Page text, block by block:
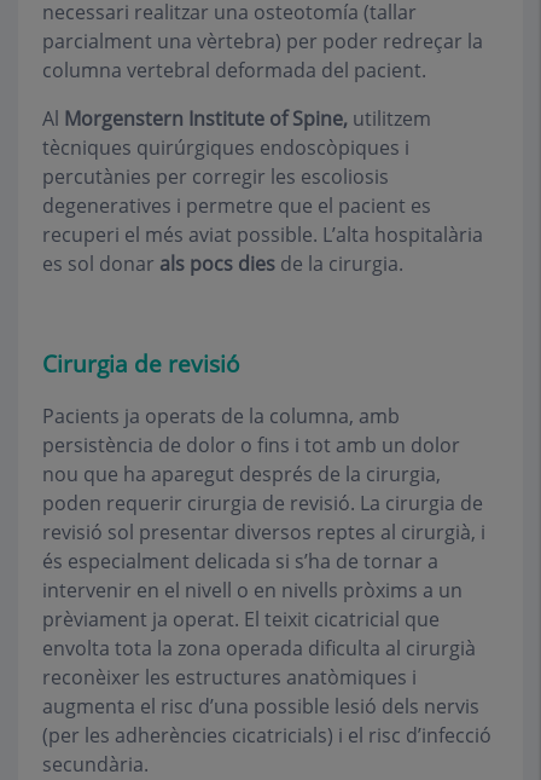
necessari realitzar una osteotomía (tallar
parcialment una vèrtebra) per poder redreçar la
columna vertebral deformada del pacient.
Al Morgenstern Institute of Spine, utilitzem
tècniques quirúrgiques endoscòpiques i
percutànies per corregir les escoliosis
degeneratives i permetre que el pacient es
recuperi el més aviat possible. L’alta hospitalària
es sol donar als pocs dies de la cirurgia.
Cirurgia de revisió
Pacients ja operats de la columna, amb
persistència de dolor o fins i tot amb un dolor
nou que ha aparegut després de la cirurgia,
poden requerir cirurgia de revisió. La cirurgia de
revisió sol presentar diversos reptes al cirurgià, i
és especialment delicada si s’ha de tornar a
intervenir en el nivell o en nivells pròxims a un
prèviament ja operat. El teixit cicatricial que
envolta tota la zona operada dificulta al cirurgià
reconèixer les estructures anatòmiques i
augmenta el risc d’una possible lesió dels nervis
(per les adherències cicatricials) i el risc d’infecció
secundària.